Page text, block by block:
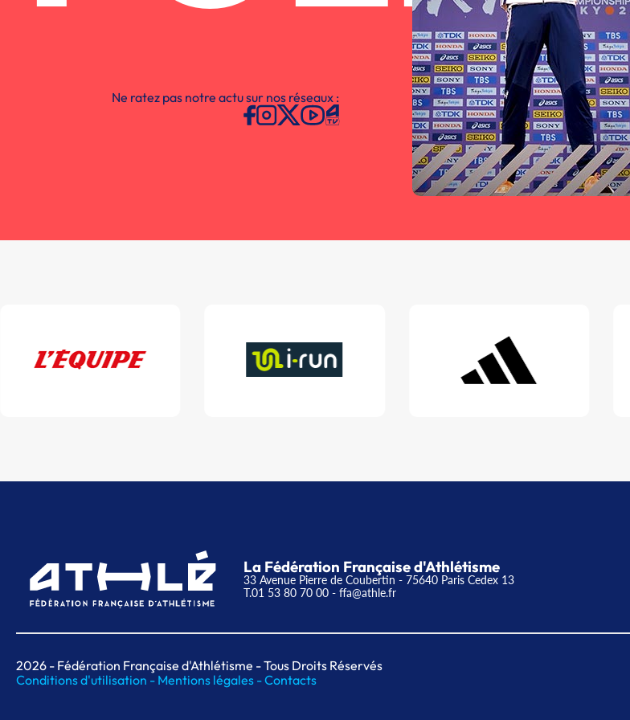
Ne ratez pas notre actu sur nos réseaux :
La Fédération Française d'Athlétisme
33 Avenue Pierre de Coubertin - 75640 Paris Cedex 13
T.01 53 80 70 00 - ffa@athle.fr
2026 - Fédération Française d'Athlétisme - Tous Droits Réservés
Conditions d'utilisation - Mentions légales -Contacts